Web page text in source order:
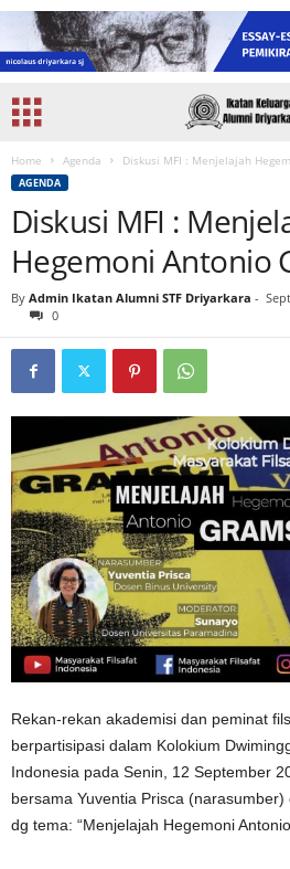
Home Agenda Diskusi MFI : Menjelajah
AGENDA
Diskusi MFI :
Hegemoni Antonio
By Admin Ikatan Alumni STF Driyarkara -
0
Rekan-rekan akademisi dan peminat
berpartisipasi dalam Kolokium
Indonesia pada Senin, 12 September
bersama Yuventia Prisca
dg tema: “Menjelajah Hegemoni